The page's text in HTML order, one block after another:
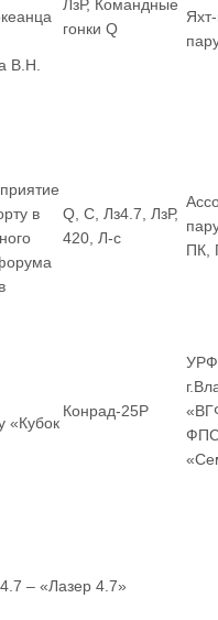
В.Н.
ЛзР, Командные
гонки Q
в
Q, С, Лз4.7, ЛзР,
420, Л-с
ПК,
«Кубок
Конрад-25Р
4.7»